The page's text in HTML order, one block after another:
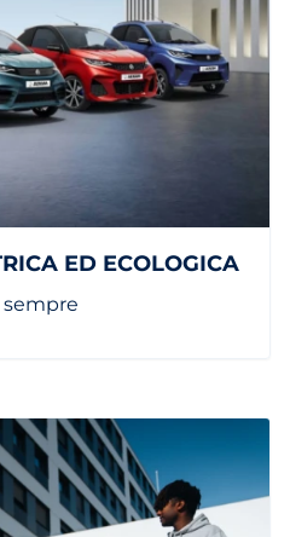
ED ECOLOGICA
sempre